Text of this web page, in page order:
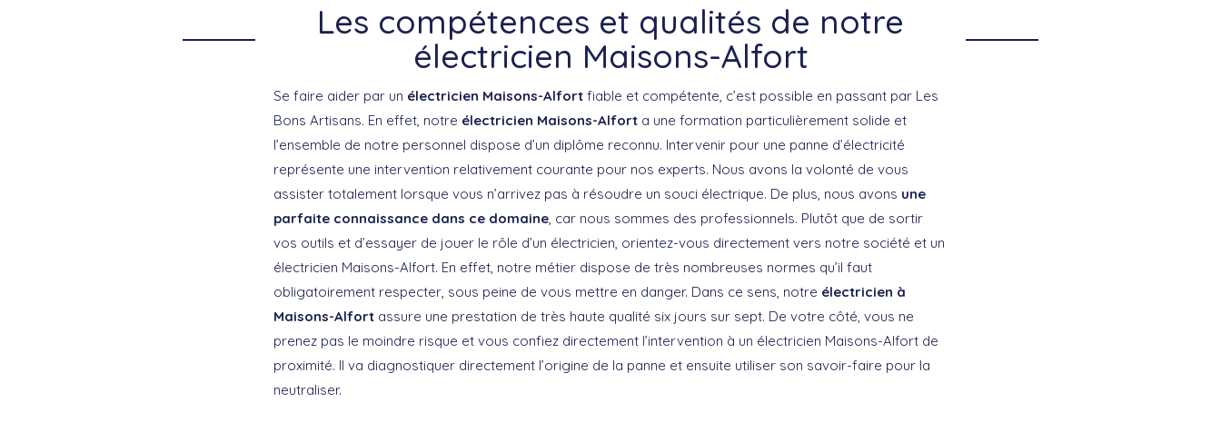
Les compétences et qualités de notre
électricien Maisons-Alfort
Se faire aider par un électricien Maisons-Alfort fiable et compétente, c’est possible en passant par Les
Bons Artisans. En effet, notre électricien Maisons-Alfort a une formation particulièrement solide et
l’ensemble de notre personnel dispose d’un diplôme reconnu. Intervenir pour une panne d’électricité
représente une intervention relativement courante pour nos experts. Nous avons la volonté de vous
assister totalement lorsque vous n’arrivez pas à résoudre un souci électrique. De plus, nous avons une
parfaite connaissance dans ce domaine, car nous sommes des professionnels. Plutôt que de sortir
vos outils et d’essayer de jouer le rôle d’un électricien, orientez-vous directement vers notre société et un
électricien Maisons-Alfort. En effet, notre métier dispose de très nombreuses normes qu’il faut
obligatoirement respecter, sous peine de vous mettre en danger. Dans ce sens, notre électricien à
Maisons-Alfort assure une prestation de très haute qualité six jours sur sept. De votre côté, vous ne
prenez pas le moindre risque et vous confiez directement l’intervention à un électricien Maisons-Alfort de
proximité. Il va diagnostiquer directement l’origine de la panne et ensuite utiliser son savoir-faire pour la
neutraliser.